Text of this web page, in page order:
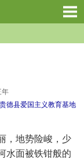
年
贵德县爱国主义教育基地
地势险峻，少
水面被铁钳般的